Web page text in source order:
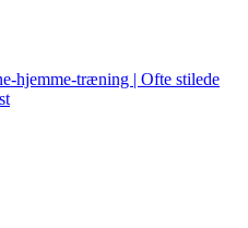
hjemme-træning | Ofte stilede